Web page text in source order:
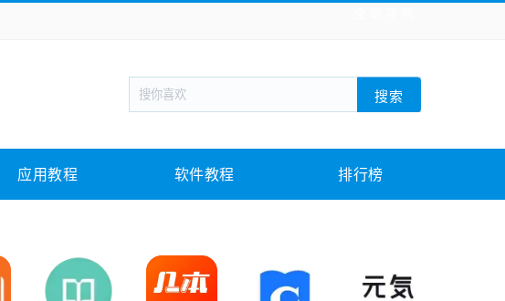
新闻阅读 旅游出行 生活实用
战棋游戏 枪战射击 模拟经营
插件下载 教育教学 游戏娱乐 系统软件 素材下载
搜索
应用教程 软件教程 排行榜